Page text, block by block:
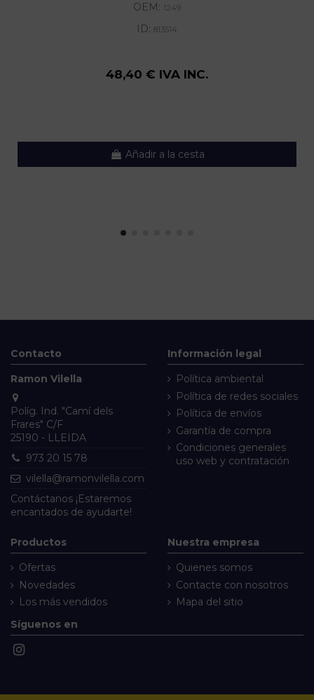
OEM: 1249
ID: 813514
48,40 € IVA INC.
Añadir a la cesta
Contacto
Ramon Vilella
Políg. Ind. "Camí dels
Frares" C/F
25190 - LLEIDA
973 20 15 78
vilella@ramonvilella.com
Contáctanos ¡Estaremos
encantados de ayudarte!
Información legal
Política ambiental
Política de redes sociales
Política de envíos
Garantía de compra
Condiciones generales
uso web y contratación
Productos
Ofertas
Novedades
Los más vendidos
Nuestra empresa
Quienes somos
Contacte con nosotros
Mapa del sitio
Síguenos en